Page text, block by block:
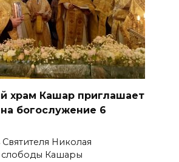
храм Кашар приглашает
богослужение 6
Николая
Кашары